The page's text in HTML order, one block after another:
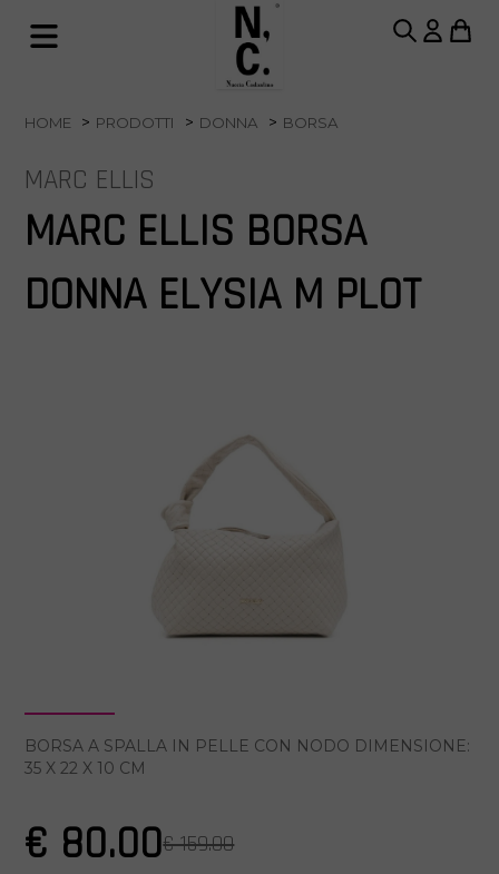
HOME PRODOTTI DONNA BORSA
MARC ELLIS
MARC ELLIS BORSA
DONNA ELYSIA M PLOT
BORSA A SPALLA IN PELLE CON NODO DIMENSIONE:
35 X 22 X 10 CM
€ 80.00€ 159.00